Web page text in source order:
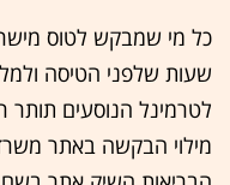
שעות שלפני הטיסה
לטרמינל הנוסעים תותר
מילוי הבקשה באתר